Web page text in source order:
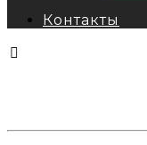
Контакты